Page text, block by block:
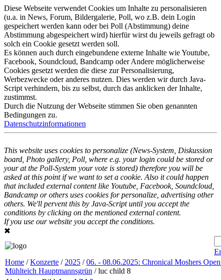
Diese Webseite verwendet Cookies um Inhalte zu personalisieren
(u.a. in News, Forum, Bildergalerie, Poll, wo z.B. dein Login
gespeichert werden kann oder bei Poll (Abstimmung) deine
Abstimmung abgespeichert wird) hierfür wirst du jeweils gefragt ob
solch ein Cookie gesetzt werden soll.
Es können auch durch eingebundene externe Inhalte wie Youtube,
Facebook, Soundcloud, Bandcamp oder Andere möglicherweise
Cookies gesetzt werden die diese zur Personalisierung,
Werbezwecke oder anderes nutzen. Dies werden wir durch Java-
Script verhindern, bis zu selbst, durch das anklicken der Inhalte,
zustimmst.
Durch die Nutzung der Webseite stimmen Sie oben genannten
Bedingungen zu.
Datenschutzinformationen
This website uses cookies to personalize (News-System, Diskussion
board, Photo gallery, Poll, where e.g. your login could be stored or
your at the Poll-System your vote is stored) therefore you will be
asked at this point if we want to set a cookie. Also it could happen
that included external content like Youtube, Facebook, Soundcloud,
Bandcamp or others uses cookies for personalize, advertising other
others. We'll pervent this by Java-Script until you accept the
conditions by clicking on the mentioned external content.
If you use our website you accept the conditions.
✖
Home /Konzerte / 2025 /06. - 08.06.2025: Chronical Moshers
Mühlteich Hauptmannsgrün / luc child 8